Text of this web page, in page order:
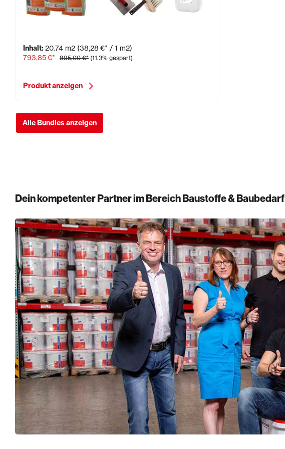
Innenwanddämmung 25 mm, ca. 20 qm
Inhalt: 20.74 m2 (38,28 €* / 1 m2)
793,85 €*
895,00 €* (11.3% gespart)
Produkt anzeigen
Alle Bundles anzeigen
Dein kompetenter Partner im Bereich Baustoffe & Baubedarf